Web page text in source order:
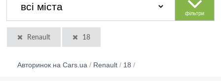
фільтри
Renault 18
Авторинок на Cars.ua / Renault / 18 /